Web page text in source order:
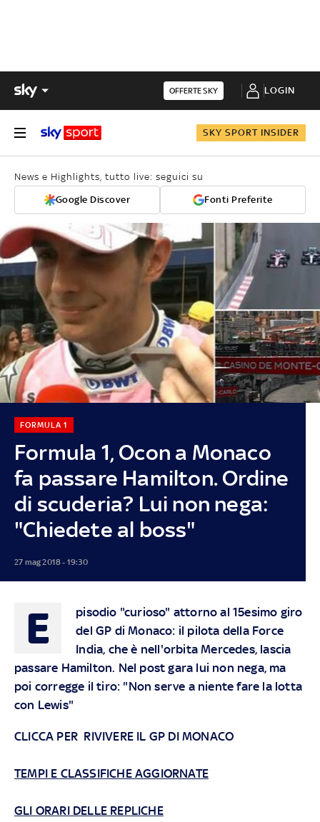
OFFERTE SKY LOGIN
SKY SPORT INSIDER
News e Highlights, tutto live: seguici su
Google Discover Fonti Preferite
Formula 1, Ocon a Monaco
fa passare Hamilton. Ordine
di scuderia? Lui non nega:
"Chiedete al boss"
FORMULA 1
27 mag 2018 - 19:30
E
pisodio "curioso" attorno al 15esimo giro
del GP di Monaco: il pilota della Force
India, che è nell'orbita Mercedes, lascia
passare Hamilton. Nel post gara lui non nega, ma
poi corregge il tiro: "Non serve a niente fare la lotta
con Lewis"
CLICCA PER RIVIVERE IL GP DI MONACO
TEMPI E CLASSIFICHE AGGIORNATE
GLI ORARI DELLE REPLICHE